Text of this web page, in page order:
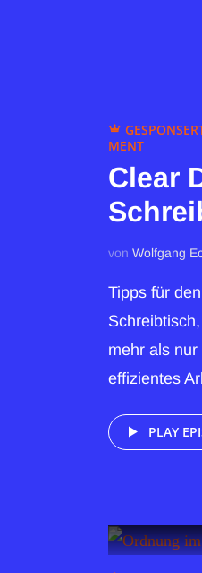
MENT
Clear
von Wolfgang
Tipps für
mehr als
effizientes
PLAY